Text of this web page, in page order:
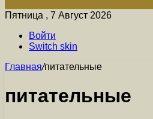
Пятница , 7 Август 2026
Войти
Switch skin
Главная/питательные
питательные